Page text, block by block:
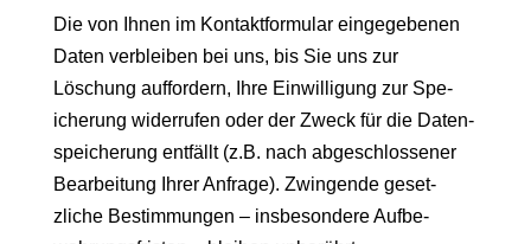
Die von Ihnen im Kon­tak­t­for­mu­lar eingegebe­nen
Dat­en verbleiben bei uns, bis Sie uns zur
Löschung auf­fordern, Ihre Ein­willi­gung zur Spe­
icherung wider­rufen oder der Zweck für die Daten­
spe­icherung ent­fällt (z.B. nach abgeschlossen­er
Bear­beitung Ihrer Anfrage). Zwin­gende geset­
zliche Bes­tim­mungen – ins­beson­dere Auf­be­